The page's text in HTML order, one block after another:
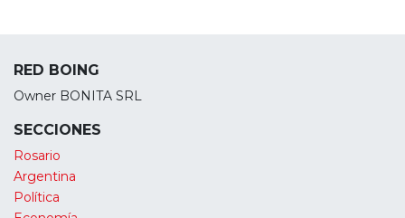
RED BOING
Owner BONITA SRL
SECCIONES
Rosario
Argentina
Política